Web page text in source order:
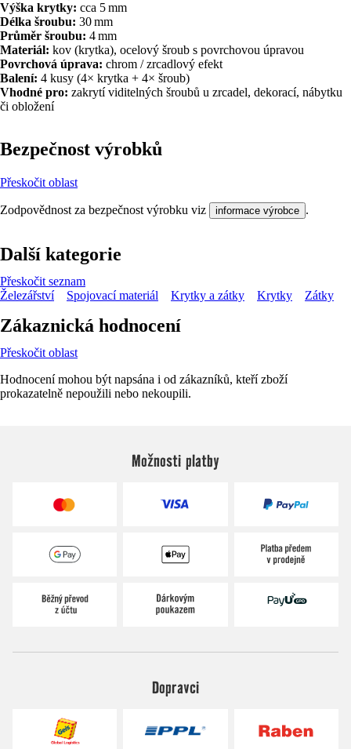
Výška krytky: cca 5 mm
Délka šroubu: 30 mm
Průměr šroubu: 4 mm
Materiál: kov (krytka), ocelový šroub s povrchovou úpravou
Povrchová úprava: chrom / zrcadlový efekt
Balení: 4 kusy (4× krytka + 4× šroub)
Vhodné pro: zakrytí viditelných šroubů u zrcadel, dekorací, nábytku
či obložení
Bezpečnost výrobků
Přeskočit oblast
Zodpovědnost za bezpečnost výrobku viz informace výrobce .
Další kategorie
Přeskočit seznam
Železářství
Spojovací materiál Krytky a zátky Krytky Zátky
Zákaznická hodnocení
Přeskočit oblast
Hodnocení mohou být napsána i od zákazníků, kteří zboží
prokazatelně nepoužili nebo nekoupili.
Možnosti platby
Dopravci